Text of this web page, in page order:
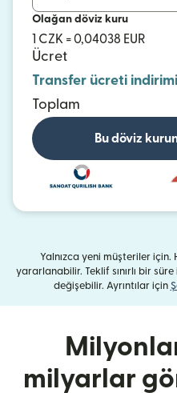
Olağan döviz kuru
1 CZK = 0,04038 EUR
Ücret
Transfer ücreti indirimi
Toplam
Bu döviz
Yalnızca yeni müşteriler
yararlanabilir. Teklif sınırlı bir
değişebilir. Ayrıntılar için
milyarlar